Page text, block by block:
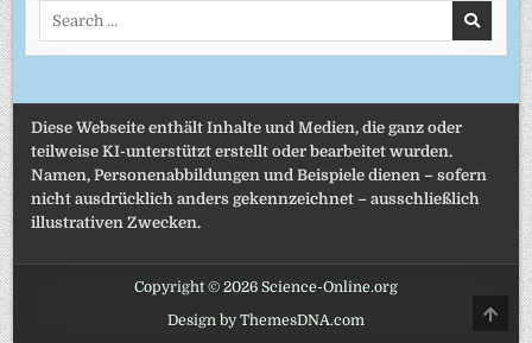
Search
Diese Webseite enthält Inhalte und Medien, die ganz oder
teilweise KI-unterstützt erstellt oder bearbeitet wurden.
Namen, Personenabbildungen und Beispiele dienen – sofern
nicht ausdrücklich anders gekennzeichnet – ausschließlich
illustrativen Zwecken.
Copyright © 2026 Science-Online.org
Design by ThemesDNA.com